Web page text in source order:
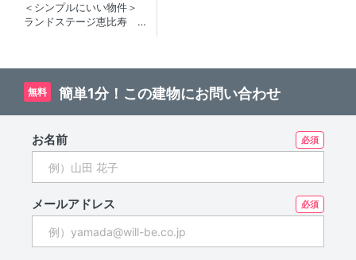
＜シンプルにいい物件＞
ランドステージ恵比寿
無料 簡単1分！この建物にお問い合わせ
お名前
メールアドレス